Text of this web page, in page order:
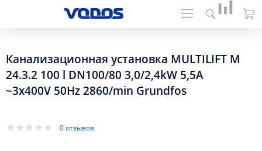
Канализационная установка MULTILIFT M
24.3.2 100 l DN100/80 3,0/2,4kW 5,5A
~3x400V 50Hz 2860/min Grundfos
0 отзывов